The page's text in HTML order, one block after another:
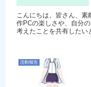
こんにちは、皆さん、素敵な
作PCの楽しさや、自分
考えたことを共有したいと思います。
活動報告